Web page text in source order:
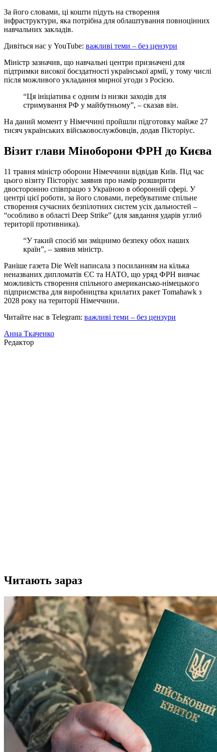
За його словами, ці кошти підуть на створення
інфраструктури, яка потрібна для облаштування повноцінних
навчальних закладів.
Дивіться нас у YouTube: важливі теми – без цензури
Міністр зазначив, що навчальні центри призначені для
підтримки високої боєздатності української армії, у тому числі
після можливого укладання мирної угоди з Росією.
“Ця ініціатива є одним із низки заходів для
стримування РФ у майбутньому”, – сказав він.
На даний момент у Німеччині пройшли підготовку майже 27
тисяч українських військовослужбовців, додав Пісторіус.
Візит глави Міноборони ФРН до Києва
11 травня міністр оборони Німеччини відвідав Київ. Під час
цього візиту Пісторіус заявив про намір розширити
двосторонню співпрацю з Україною в оборонній сфері. У
центрі цієї роботи, за його словами, перебуватиме спільне
створення сучасних безпілотних систем усіх дальностей –
“особливо в області Deep Strike” (для завдання ударів углиб
території противника).
“У такий спосіб ми зміцнимо безпеку обох наших
країн”, – заявив міністр.
Раніше газета Die Welt написала з посиланням на кілька
неназваних дипломатів ЄС та НАТО, що уряд ФРН вивчає
можливість створення спільного американсько-німецького
підприємства для виробництва крилатих ракет Tomahawk з
2028 року на території Німеччини.
Читайте нас в Telegram: важливі теми – без цензури
Анна Ткаченко
Редактор
Читають зараз